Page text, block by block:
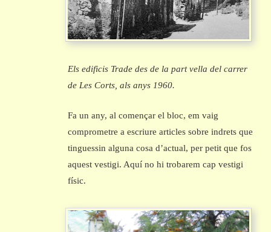
Els edificis Trade des de la part vella del carrer
de Les Corts, als anys 1960.
Fa un any, al començar el bloc, em vaig
comprometre a escriure articles sobre indrets que
tinguessin alguna cosa d’actual, per petit que fos
aquest vestigi. Aquí no hi trobarem cap vestigi
físic.